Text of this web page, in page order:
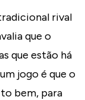
rival
que o
que estão há
jogo é que o
bem, para